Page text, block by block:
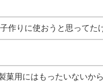
作りに使おうと思ってた
菓用にはもったいないか